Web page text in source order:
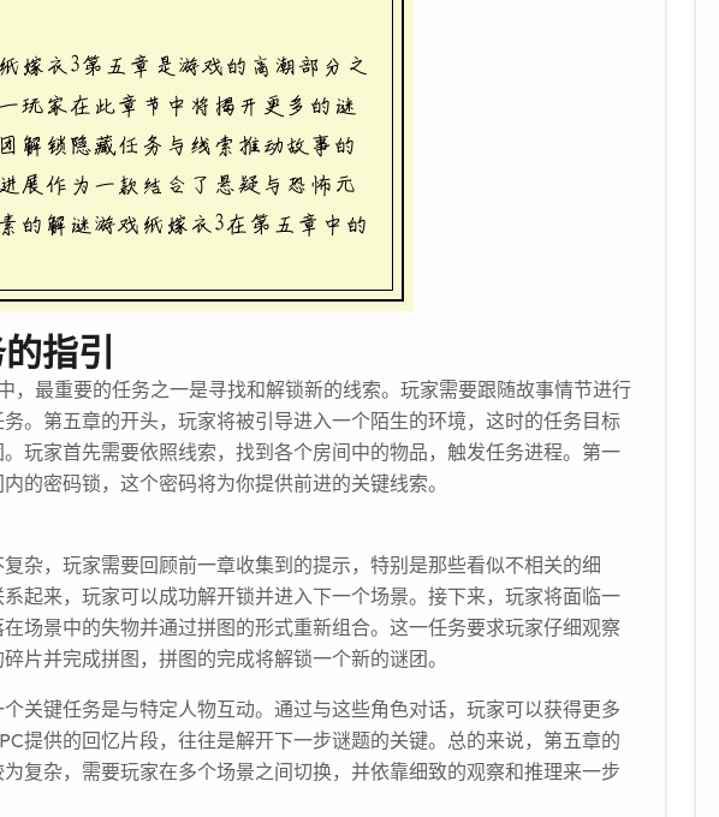
指引
，最重要的任务之一是寻找和解锁新的线索。玩家需要跟随故事情节进行
。第五章的开头，玩家将被引导进入一个陌生的环境，这时的任务目标
玩家首先需要依照线索，找到各个房间中的物品，触发任务进程。第一
的密码锁，这个密码将为你提供前进的关键线索。
杂，玩家需要回顾前一章收集到的提示，特别是那些看似不相关的细
起来，玩家可以成功解开锁并进入下一个场景。接下来，玩家将面临一
场景中的失物并通过拼图的形式重新组合。这一任务要求玩家仔细观察
片并完成拼图，拼图的完成将解锁一个新的谜团。
关键任务是与特定人物互动。通过与这些角色对话，玩家可以获得更多
提供的回忆片段，往往是解开下一步谜题的关键。总的来说，第五章的
复杂，需要玩家在多个场景之间切换，并依靠细致的观察和推理来一步